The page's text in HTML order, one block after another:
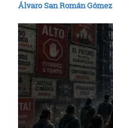
Álvaro San Román Gómez